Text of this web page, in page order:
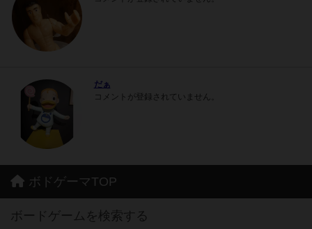
だぁ
コメントが登録されていません。
ボドゲーマTOP
ボードゲームを検索する